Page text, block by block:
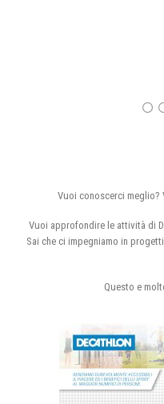
Vuoi conoscerci meglio?
Vuoi approfondire le attività di
Sai che ci impegniamo in
Questo e